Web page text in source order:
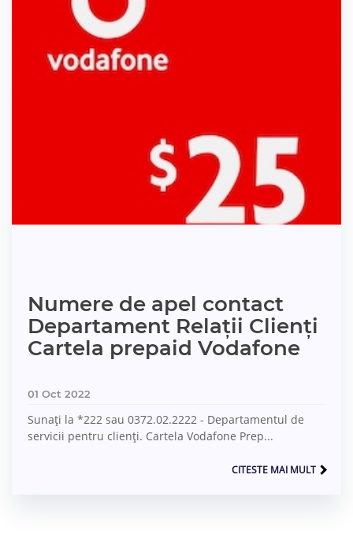
Numere de apel contact
Departament Relații Clienți
Cartela prepaid Vodafone
01 Oct 2022
Sunați la *222 sau 0372.02.2222 - Departamentul de
servicii pentru clienți. Cartela Vodafone Prep...
CITESTE MAI MULT